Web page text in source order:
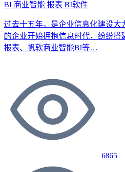
BI 商业智能 报表 BI软件
过去十五年，是企业信息化建设大
的企业开始拥抱信息时代，纷纷搭
报表、帆软商业智能BI等…
6865